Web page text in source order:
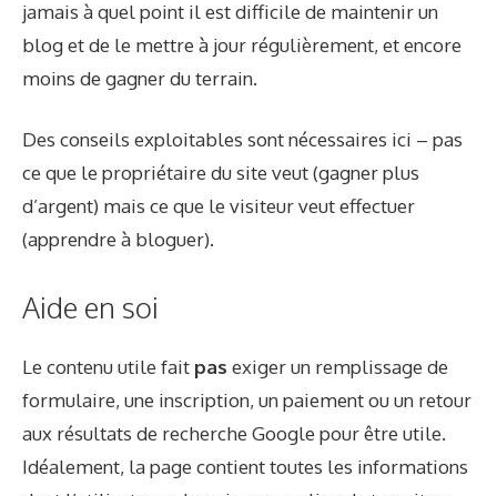
jamais à quel point il est difficile de maintenir un
blog et de le mettre à jour régulièrement, et encore
moins de gagner du terrain.
Des conseils exploitables sont nécessaires ici – pas
ce que le propriétaire du site veut (gagner plus
d’argent) mais ce que le visiteur veut effectuer
(apprendre à bloguer).
Aide en soi
Le contenu utile fait pas exiger un remplissage de
formulaire, une inscription, un paiement ou un retour
aux résultats de recherche Google pour être utile.
Idéalement, la page contient toutes les informations